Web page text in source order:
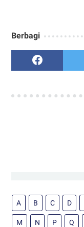
Berbagi
A B C D
M N P Q